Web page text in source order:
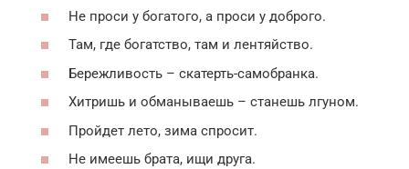
Не проси у богатого, а проси у доброго.
Там, где богатство, там и лентяйство.
Бережливость – скатерть-самобранка.
Хитришь и обманываешь – станешь лгуном.
Пройдет лето, зима спросит.
Не имеешь брата, ищи друга.